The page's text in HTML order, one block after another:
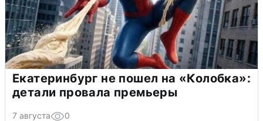
Екатеринбург не пошел на «Колобка»:
детали провала премьеры
7 августа 0